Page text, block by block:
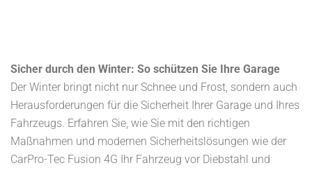
Sicher durch den Winter: So schützen Sie Ihre Garage
Der Winter bringt nicht nur Schnee und Frost, sondern auch
Herausforderungen für die Sicherheit Ihrer Garage und Ihres
Fahrzeugs. Erfahren Sie, wie Sie mit den richtigen
Maßnahmen und modernen Sicherheitslösungen wie der
CarPro-Tec Fusion 4G Ihr Fahrzeug vor Diebstahl und